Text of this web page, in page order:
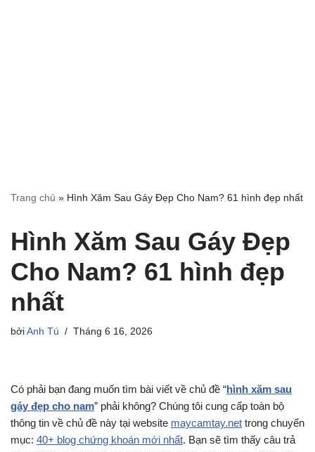
Trang chủ » Hình Xăm Sau Gáy Đẹp Cho Nam? 61 hình đẹp nhất
Hình Xăm Sau Gáy Đẹp
Cho Nam? 61 hình đẹp
nhất
bởi Anh Tú Tháng 6 16, 2026
Có phải bạn đang muốn tìm bài viết về chủ đề “hình xăm sau
gáy đẹp cho nam” phải không? Chúng tôi cung cấp toàn bộ
thông tin về chủ đề này tại website maycamtay.net trong chuyển
mục: 40+ blog chứng khoán mới nhất. Bạn sẽ tìm thấy câu trả